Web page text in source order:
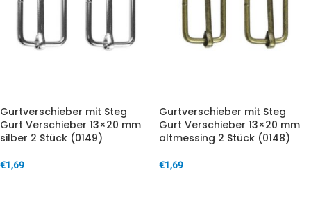
Gurtverschieber mit Steg
Gurt Verschieber 13×20 mm
silber 2 Stück (0149)
€1,69
Gurtverschieber mit Steg
Gurt Verschieber 13×20 mm
altmessing 2 Stück (0148)
€1,69